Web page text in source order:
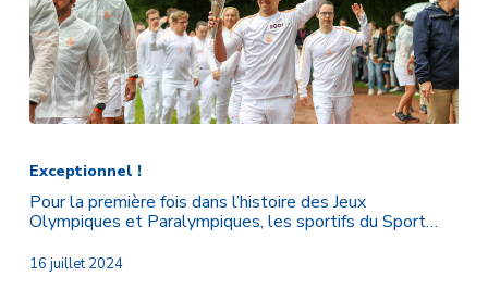
Exceptionnel !
Pour la première fois dans l’histoire des Jeux
Olympiques et Paralympiques, les sportifs du Sport…
16 juillet 2024